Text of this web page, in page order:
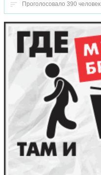
Проголосовало 390 человек